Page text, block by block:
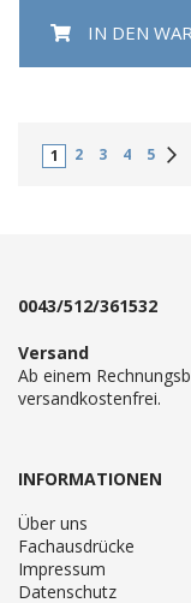
IN DEN
1 2 3 4 5
0043/512/361532
Versand
Ab einem
versandkostenfrei.
INFORMATIONEN
Über uns
Fachausdrücke
Impressum
Datenschutz